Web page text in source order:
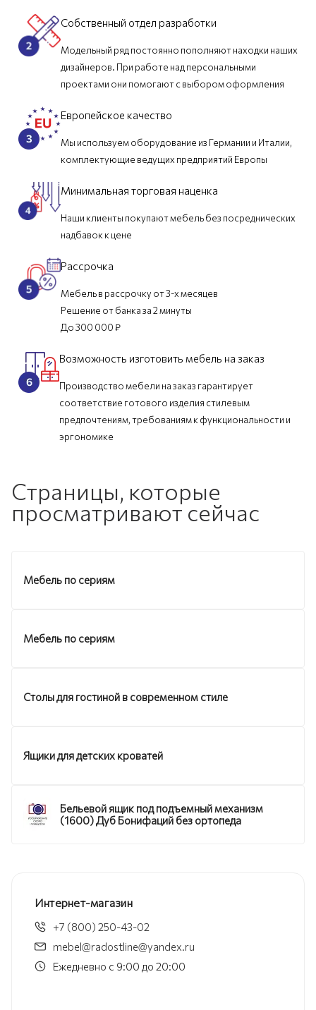
Собственный отдел разработки
Модельный ряд постоянно пополняют находки наших
дизайнеров. При работе над персональными
проектами они помогают с выбором оформления
Европейское качество
Мы используем оборудование из Германии и Италии,
комплектующие ведущих предприятий Европы
Минимальная торговая наценка
Наши клиенты покупают мебель без посреднических
надбавок к цене
Рассрочка
Мебель в рассрочку от 3-х месяцев
Решение от банка за 2 минуты
До 300 000 ₽
Возможность изготовить мебель на заказ
Производство мебели на заказ гарантирует
соответствие готового изделия стилевым
предпочтениям, требованиям к функциональности и
эргономике
Страницы, которые
просматривают сейчас
Мебель по сериям
Мебель по сериям
Столы для гостиной в современном стиле
Ящики для детских кроватей
Бельевой ящик под подъемный механизм
(1600) Дуб Бонифаций без ортопеда
Интернет-магазин
+7 (800) 250-43-02
mebel@radostline@yandex.ru
Ежедневно с 9:00 до 20:00